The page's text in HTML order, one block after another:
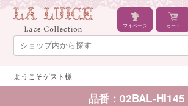
マイページ カート
ようこそゲスト様
品番：02BAL-HI145